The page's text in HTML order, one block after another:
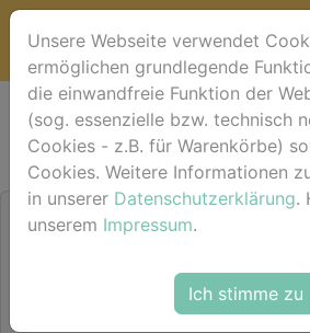
Bildershop
Hier im Shop findest du für das
(alternativ einfach mal im
Pferdenamen eingeben).
Unsere Webseite verwendet
ermöglichen grundlegende
die einwandfreie Funktion der
(sog. essenzielle bzw. technisch
Cookies - z.B. für Warenkörbe)
Cookies. Weitere Informationen
in unserer Datenschutzerklärung.
unserem Impressum.
Ich stimme zu